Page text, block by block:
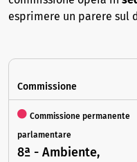
esprimere un parere sul
Commissione
Commissione permanente
parlamentare
8ª - Ambiente,